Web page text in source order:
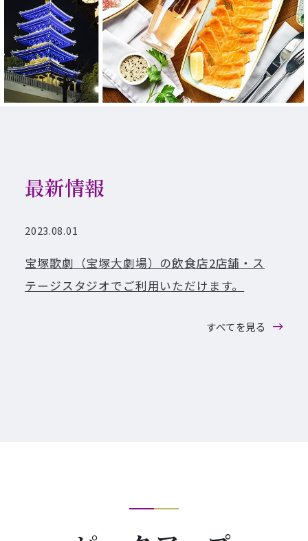
最新情報
2023.08.01
宝塚歌劇（宝塚大劇場）の飲食店2店舗・ス
テージスタジオでご利用いただけます。
すべてを見る